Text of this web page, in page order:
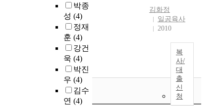
박종
성 (4)
정재
훈 (4)
강건
욱 (4)
박진
우 (4)
김수
연 (4)
김화정
일공육사
2010
복
사/
대
출
신
청